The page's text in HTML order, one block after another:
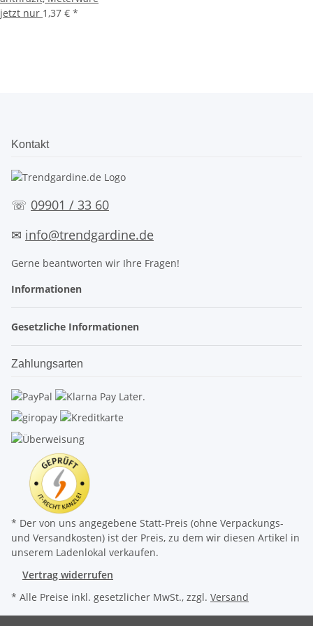
jetzt nur 1,37 € *
Kontakt
☏ 09901 / 33 60
✉ info@trendgardine.de
Gerne beantworten wir Ihre Fragen!
Informationen
Gesetzliche Informationen
Zahlungsarten
* Der von uns angegebene Statt-Preis (ohne Verpackungs-
und Versandkosten) ist der Preis, zu dem wir diesen Artikel in
unserem Ladenlokal verkaufen.
Vertrag widerrufen
* Alle Preise inkl. gesetzlicher MwSt., zzgl. Versand